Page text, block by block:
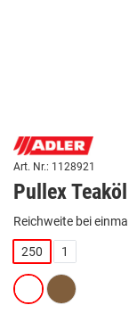
Art. Nr.: 1128921
Pullex
Reichweite bei
250 1